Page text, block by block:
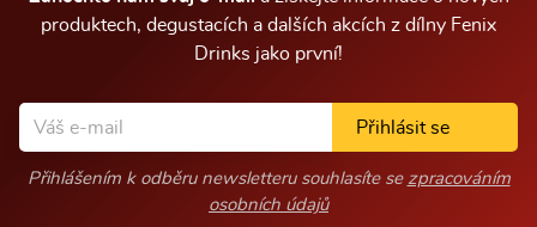
produktech, degustacích a dalších akcích z dílny Fenix
Drinks jako první!
Přihlásit se
Přihlášením k odběru newsletteru souhlasíte se zpracováním
osobních údajů